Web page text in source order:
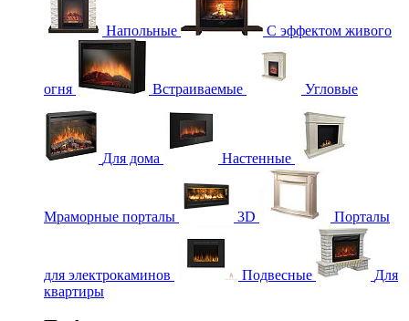
Напольные С эффектом живого
огня Встраиваемые Угловые
Для дома Настенные
Мраморные порталы 3D Порталы
для электрокаминов Подвесные
Для
квартиры